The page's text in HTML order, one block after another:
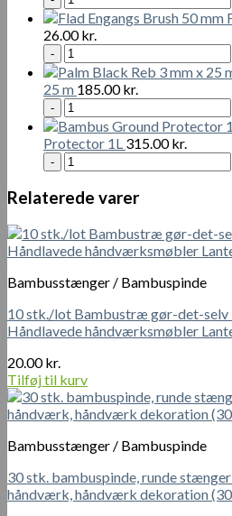
Booster
Oil
1L
antal
26.00kr.
Flad
Engangs
Brush
50
mm
antal
25 m 185.00kr.
Palm
Black
Reb
3
mm
25
antal
Protector 1L 315.00kr.
Bambus
Ground
Protector
antal
Relaterede varer
Bambusstænger / Bambuspinde
10 stk./lot Bambustræ gør-det-selv
Håndlavede håndværksmøbler
20.00kr.
Tilføj til kurv
Bambusstænger / Bambuspinde
30 stk. bambuspinde, runde
håndværk, håndværk dekoration (30